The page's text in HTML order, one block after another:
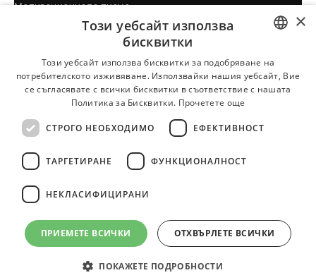
Мотивационното писмо
Интервю за работа
Когато получим оферта
Препоръки
Vihra AI
За новодошли
Всички услуги на JobTiger
© 2000-2026 JobTiger. Всички права запазени.
BULGARIAN
ENGLISH
×
Този уебсайт използва
бисквитки
Този уебсайт използва бисквитки за подобряване на
потребителското изживяване. Използвайки нашия уебсайт, Вие
се съгласявате с всички бисквитки в съответствие с нашата
Политика за Бисквитки. Прочетете още
СТРОГО НЕОБХОДИМО ЕФЕКТИВНОСТ
ТАРГЕТИРАНЕ ФУНКЦИОНАЛНОСТ
НЕКЛАСИФИЦИРАНИ
ПРИЕМЕТЕ ВСИЧКИ ОТХВЪРЛЕТЕ ВСИЧКИ
ПОКАЖЕТЕ ПОДРОБНОСТИ